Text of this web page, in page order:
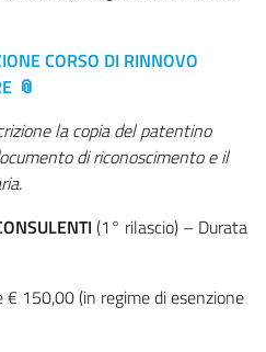
CORSO DI RINNOVO
la copia del patentino
di riconoscimento e il
(1° rilascio) – Durata
€ 150,00 (in regime di esenzione